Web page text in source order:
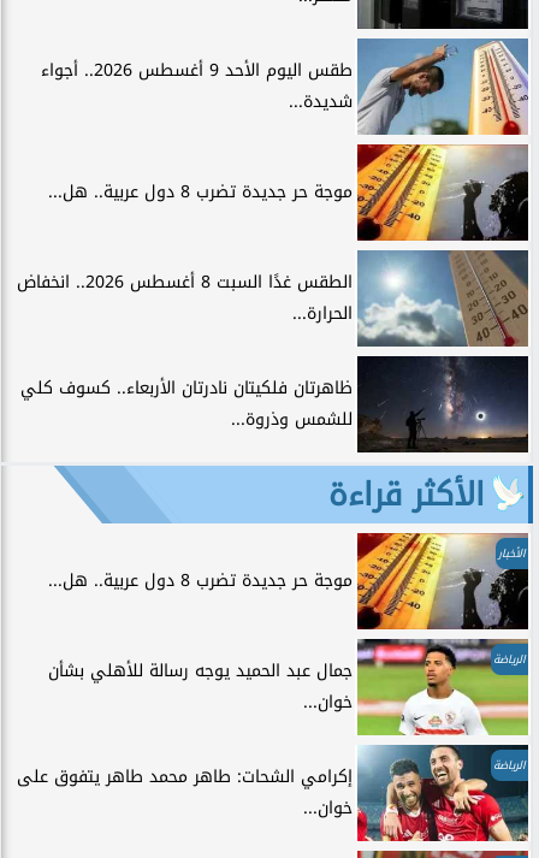
طقس اليوم الأحد 9 أغسطس 2026.. أجواء
شديدة...
موجة حر جديدة تضرب 8 دول عربية.. هل...
الطقس غدًا السبت 8 أغسطس 2026.. انخفاض
الحرارة...
ظاهرتان فلكيتان نادرتان الأربعاء.. كسوف كلي
للشمس وذروة...
الأكثر قراءة
الأخبار
موجة حر جديدة تضرب 8 دول عربية.. هل...
الرياضة
جمال عبد الحميد يوجه رسالة للأهلي بشأن
خوان...
الرياضة
إكرامي الشحات: طاهر محمد طاهر يتفوق على
خوان...